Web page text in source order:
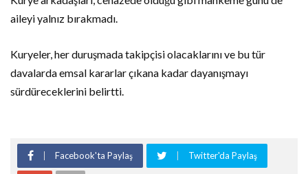
aileyi yalnız bırakmadı.
Kuryeler, her duruşmada takipçisi olacaklarını ve bu tür
davalarda emsal kararlar çıkana kadar dayanışmayı
sürdüreceklerini belirtti.
Facebook'ta Paylaş Twitter'da Paylaş